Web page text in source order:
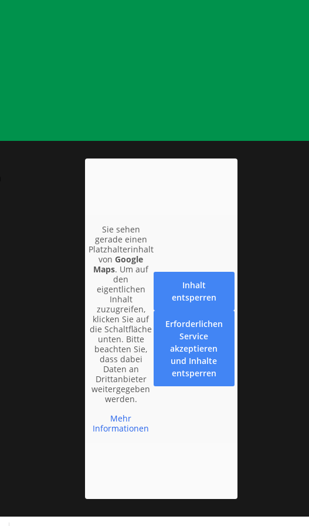
Sie sehen
gerade einen
Platzhalterinhalt
von Google
Maps. Um auf
den
eigentlichen
Inhalt
zuzugreifen,
klicken Sie auf
die Schaltfläche
unten. Bitte
beachten Sie,
dass dabei
Daten an
Drittanbieter
weitergegeben
werden.
Mehr
Informationen
Inhalt
entsperren
Erforderlichen
Service
akzeptieren
und Inhalte
entsperren